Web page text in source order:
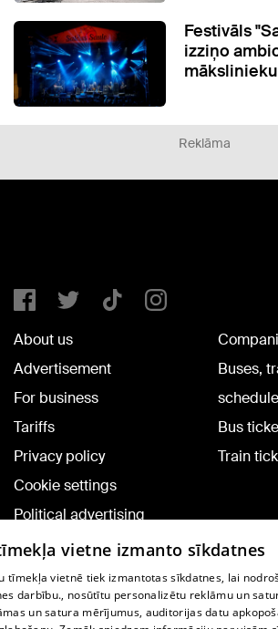
Festivāls
izziņo
Reklāma
About us
Advertisement
For business
Tariffs
Privacy policy
Cookie settings
Political advertising
Cookie policy
Commenting terms
Buses,
Bus
Train
TV program
vietne izmanto sīkdatnes
tīmekļa vietnē tiek izmantotas sīkdatnes, lai
darbību., nosūtītu personalizētu reklāmu un
un satura mērījumus, auditorijas datu